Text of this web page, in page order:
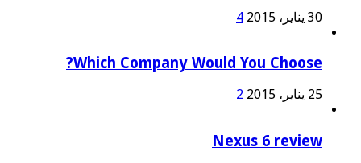
30 يناير، 2015 4
Which Company Would You Choose?
25 يناير، 2015 2
Nexus 6 review